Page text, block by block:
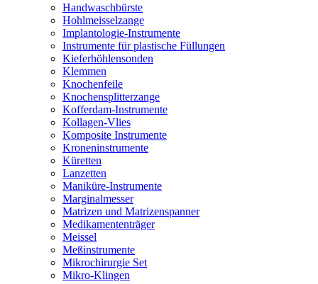
Handwaschbürste
Hohlmeisselzange
Implantologie-Instrumente
Instrumente für plastische Füllungen
Kieferhöhlensonden
Klemmen
Knochenfeile
Knochensplitterzange
Kofferdam-Instrumente
Kollagen-Vlies
Komposite Instrumente
Kroneninstrumente
Küretten
Lanzetten
Maniküre-Instrumente
Marginalmesser
Matrizen und Matrizenspanner
Medikamententräger
Meissel
Meßinstrumente
Mikrochirurgie Set
Mikro-Klingen